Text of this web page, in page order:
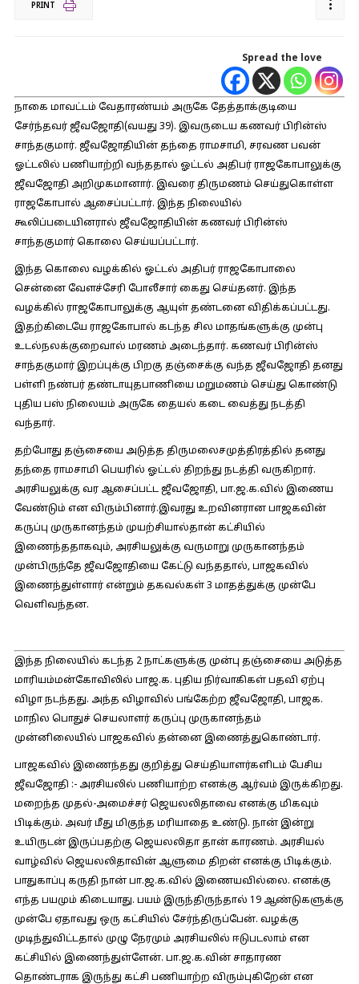
PRINT
Spread the love
நாகை மாவட்டம் வேதாரண்யம் அருகே தேத்தாக்குடியை
சேர்ந்தவர் ஜீவஜோதி(வயது 39). இவருடைய கணவர் பிரின்ஸ்
சாந்தகுமார். ஜீவஜோதியின் தந்தை ராமசாமி, சரவண பவன்
ஓட்டலில் பணியாற்றி வந்ததால் ஓட்டல் அதிபர் ராஜகோபாலுக்கு
ஜீவஜோதி அறிமுகமானார். இவரை திருமணம் செய்துகொள்ள
ராஜகோபால் ஆசைப்பட்டார். இந்த நிலையில்
கூலிப்படையினரால் ஜீவஜோதியின் கணவர் பிரின்ஸ்
சாந்தகுமார் கொலை செய்யப்பட்டார்.
இந்த கொலை வழக்கில் ஓட்டல் அதிபர் ராஜகோபாலை
சென்னை வேளச்சேரி போலீசார் கைது செய்தனர். இந்த
வழக்கில் ராஜகோபாலுக்கு ஆயுள் தண்டனை விதிக்கப்பட்டது.
இதற்கிடையே ராஜகோபால் கடந்த சில மாதங்களுக்கு முன்பு
உடல்நலக்குறைவால் மரணம் அடைந்தார். கணவர் பிரின்ஸ்
சாந்தகுமார் இறப்புக்கு பிறகு தஞ்சைக்கு வந்த ஜீவஜோதி தனது
பள்ளி நண்பர் தண்டாயுதபாணியை மறுமணம் செய்து கொண்டு
புதிய பஸ் நிலையம் அருகே தையல் கடை வைத்து நடத்தி
வந்தார்.
தற்போது தஞ்சையை அடுத்த திருமலைசமுத்திரத்தில் தனது
தந்தை ராமசாமி பெயரில் ஓட்டல் திறந்து நடத்தி வருகிறார்.
அரசியலுக்கு வர ஆசைப்பட்ட ஜீவஜோதி, பா.ஜ.க.வில் இணைய
வேண்டும் என விரும்பினார்.இவரது உறவினரான பாஜகவின்
கருப்பு முருகானந்தம் முயற்சியால்தான் கட்சியில்
இணைந்ததாகவும், அரசியலுக்கு வருமாறு முருகானந்தம்
முன்பிருந்தே ஜீவஜோதியை கேட்டு வந்ததால், பாஜகவில்
இணைந்துள்ளார் என்றும் தகவல்கள் 3 மாதத்துக்கு முன்பே
வெளிவந்தன.
இந்த நிலையில் கடந்த 2 நாட்களுக்கு முன்பு தஞ்சையை அடுத்த
மாரியம்மன்கோவிலில் பாஜ.க. புதிய நிர்வாகிகள் பதவி ஏற்பு
விழா நடந்தது. அந்த விழாவில் பங்கேற்ற ஜீவஜோதி, பாஜக.
மாநில பொதுச் செயலாளர் கருப்பு முருகானந்தம்
முன்னிலையில் பாஜகவில் தன்னை இணைத்துகொண்டார்.
பாஜகவில் இணைந்தது குறித்து செய்தியாளர்களிடம் பேசிய
ஜீவஜோதி :- அரசியலில் பணியாற்ற எனக்கு ஆர்வம் இருக்கிறது.
மறைந்த முதல்-அமைச்சர் ஜெயலலிதாவை எனக்கு மிகவும்
பிடிக்கும். அவர் மீது மிகுந்த மரியாதை உண்டு. நான் இன்று
உயிருடன் இருப்பதற்கு ஜெயலலிதா தான் காரணம். அரசியல்
வாழ்வில் ஜெயலலிதாவின் ஆளுமை திறன் எனக்கு பிடிக்கும்.
பாதுகாப்பு கருதி நான் பா.ஜ.க.வில் இணையவில்லை. எனக்கு
எந்த பயமும் கிடையாது. பயம் இருந்திருந்தால் 19 ஆண்டுகளுக்கு
முன்பே ஏதாவது ஒரு கட்சியில் சேர்ந்திருப்பேன். வழக்கு
முடிந்துவிட்டதால் முழு நேரமும் அரசியலில் ஈடுபடலாம் என
கட்சியில் இணைந்துள்ளேன். பா.ஜ.க.வின் சாதாரண
தொண்டராக இருந்து கட்சி பணியாற்ற விரும்புகிறேன் என